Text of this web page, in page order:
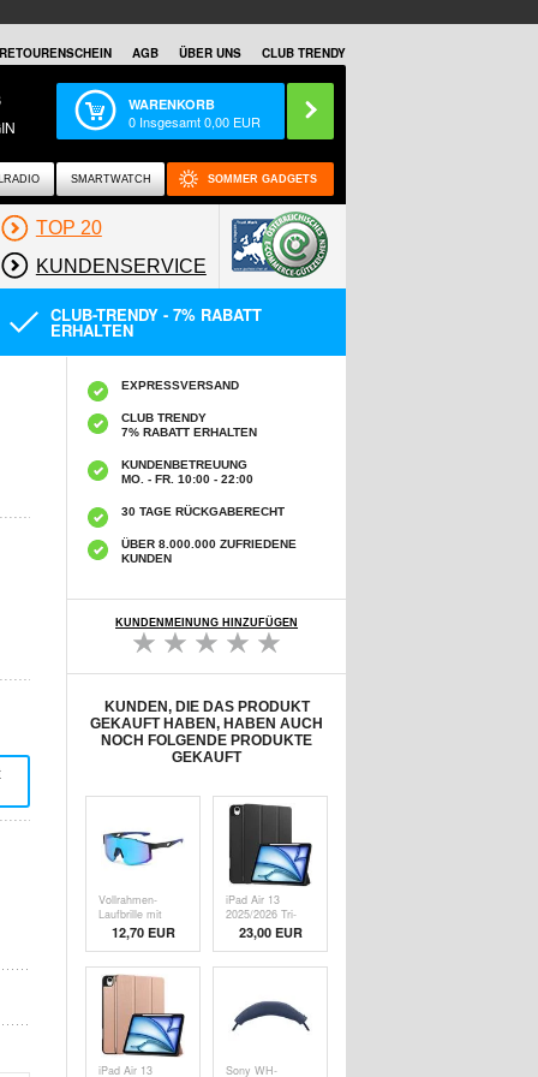
RETOURENSCHEIN AGB ÜBER UNS CLUB TRENDY
WARENKORB
0 Insgesamt0,00 EUR
SMARTWATCH SOMMER GADGETS
TOP 20
KUNDENSERVICE
CLUB-TRENDY - 7% RABATT
ERHALTEN
EXPRESSVERSAND
CLUB TRENDY
7% RABATT ERHALTEN
KUNDENBETREUUNG
MO. - FR. 10:00 - 22:00
30 TAGE RÜCKGABERECHT
ÜBER 8.000.000 ZUFRIEDENE
KUNDEN
KUNDENMEINUNG HINZUFÜGEN
KUNDEN, DIE DAS PRODUKT
GEKAUFT HABEN, HABEN AUCH
NOCH FOLGENDE PRODUKTE
GEKAUFT
Vollrahmen-
Laufbrille mit
farbigen Gläsern
- Schwarz / Blau
12,70 EUR
iPad Air 13
2025/2026 Tri-
Fold Series
Smart Folio Hülle
23,00 EUR
iPad Air 13
Sony WH-